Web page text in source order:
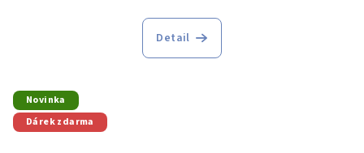
Detail
Novinka
Dárek zdarma